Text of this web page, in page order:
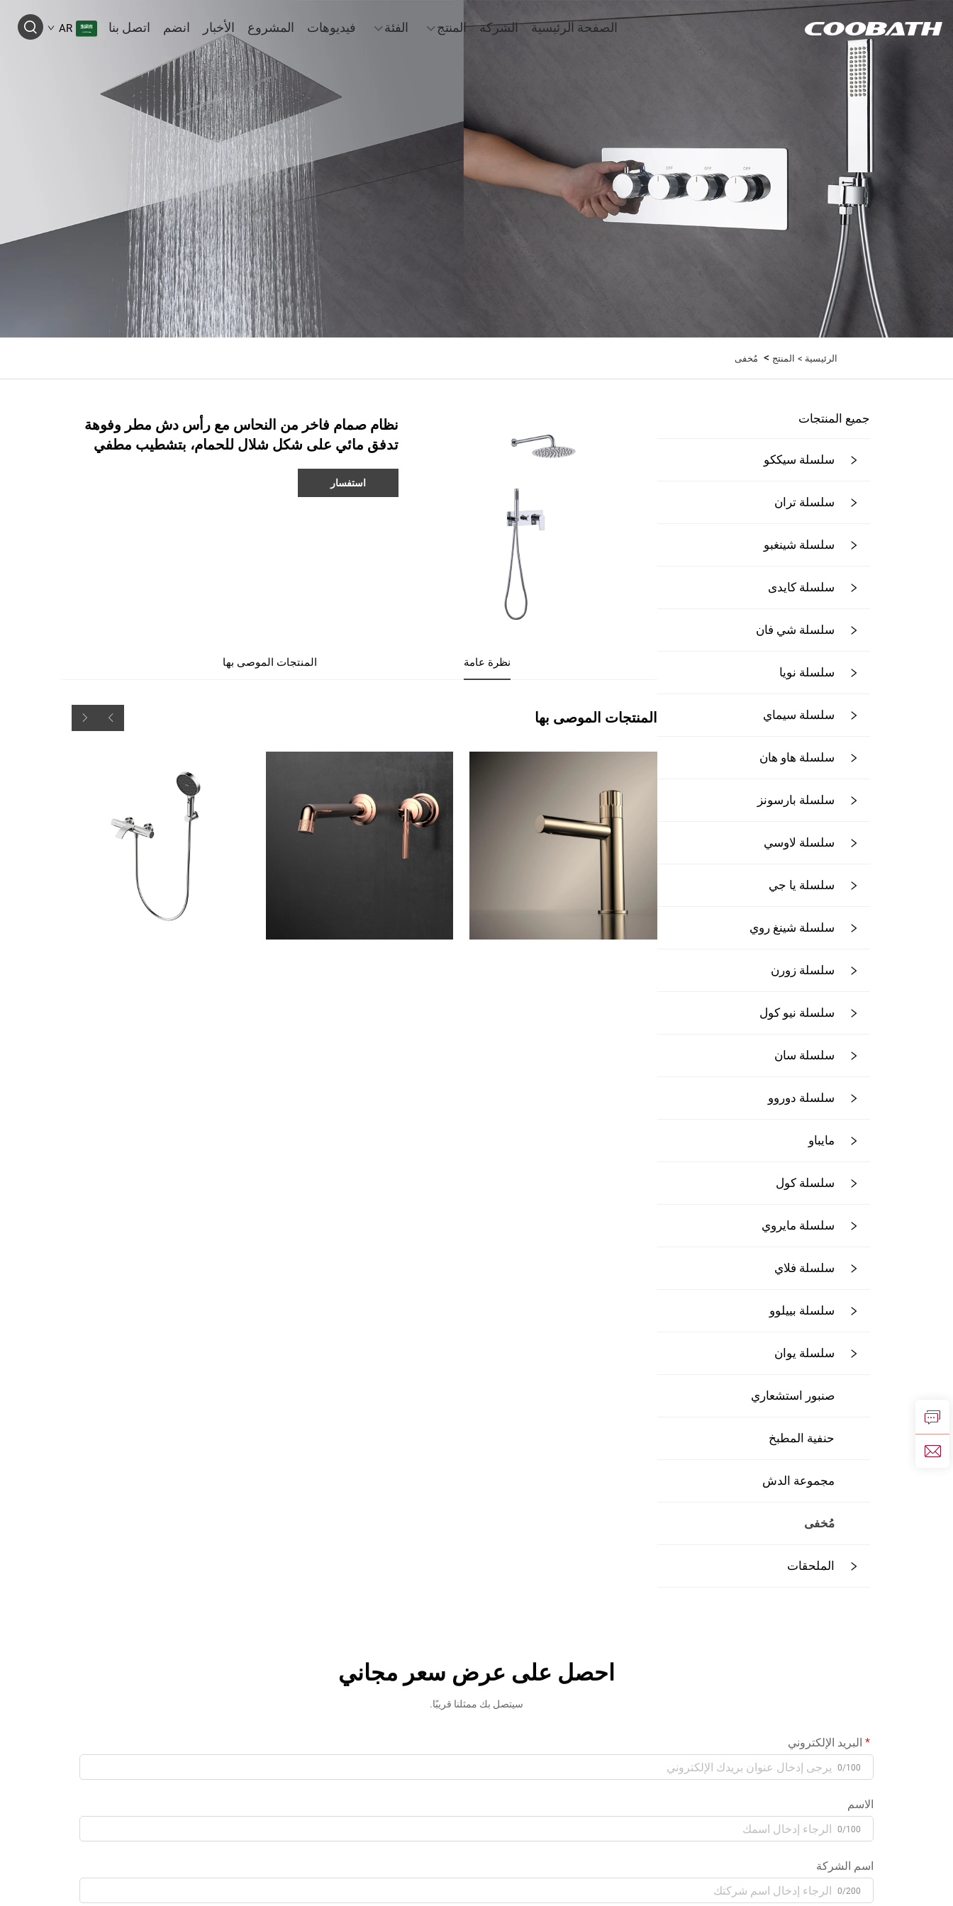
الصفحة الرئيسية الشركة المنتج الفئة فيديوهات المشروع الأخبار انضم اتصل بنا AR
الرئيسية > المنتج > مُخفى
جميع المنتجات
سلسلة سيككو
سلسلة تران
سلسلة شينغبو
سلسلة كايدى
سلسلة شي فان
سلسلة نويا
سلسلة سيماي
سلسلة هاو هان
سلسلة بارسونز
سلسلة لاوسي
سلسلة يا جي
سلسلة شينغ روي
سلسلة زورن
سلسلة نيو كول
سلسلة سان
سلسلة دوروو
مايباو
سلسلة كول
سلسلة مايروي
سلسلة فلاي
سلسلة بييلوو
سلسلة يوان
صنبور استشعاري
حنفية المطبخ
مجموعة الدش
مُخفى
الملحقات
نظام صمام فاخر من النحاس مع رأس دش مطر وفوهة
تدفق مائي على شكل شلال للحمام، بتشطيب مطفي
استفسار
نظرة عامة المنتجات الموصى بها
المنتجات الموصى بها
احصل على عرض سعر مجاني
سيتصل بك ممثلنا قريبًا.
البريد الإلكتروني
0/100
الاسم
0/100
اسم الشركة
0/200